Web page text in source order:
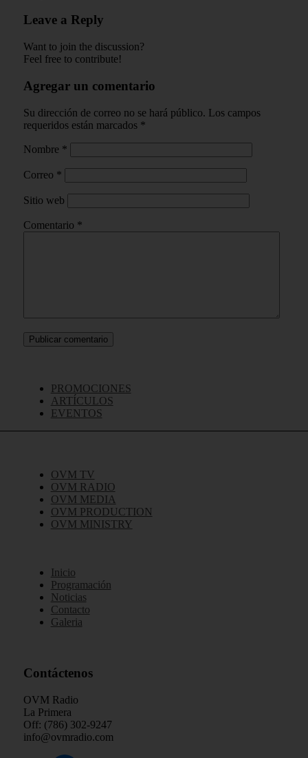
Leave a Reply
Want to join the discussion?
Feel free to contribute!
Agregar un comentario
Su dirección de correo no se hará público. Los campos
requeridos están marcados *
Nombre *
Correo *
Sitio web
Comentario *
PROMOCIONES
ARTÍCULOS
EVENTOS
OVM TV
OVM RADIO
OVM MEDIA
OVM PRODUCTION
OVM MINISTRY
Inicio
Programación
Noticias
Contacto
Galeria
Contáctenos
OVM Radio
La Primera
Off: (786) 302-9247
info@ovmradio.com